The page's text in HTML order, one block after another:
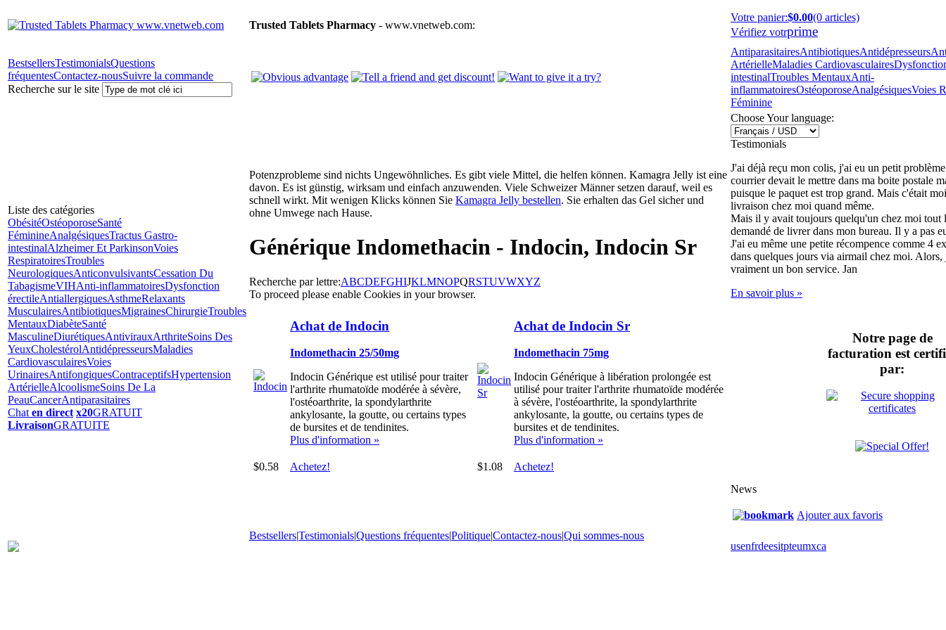
Trusted Tablets Pharmacy - www.vnetweb.com:
Votre panier:$0.00(0 articles)
Vérifiez votrprime
BestsellersTestimonialsQuestions
fréquentesContactez-nousSuivre la commande
Recherche sur le site
AntiparasitairesAntibiotiquesAntidépresseurs
ArtérielleMaladies Cardiovasculaires
intestinalTroubles MentauxAnti-
inflammatoiresOstéoporoseAnalgésiquesVoies
Féminine
Liste des catégories
ObésitéOstéoporoseSanté
FéminineAnalgésiquesTractus Gastro-
intestinalAlzheimer Et ParkinsonVoies
RespiratoiresTroubles
NeurologiquesAnticonvulsivantsCessation Du
TabagismeVIHAnti-inflammatoiresDysfonction
érectileAntiallergiquesAsthmeRelaxants
MusculairesAntibiotiquesMigrainesChirurgieTroubles
MentauxDiabèteSanté
MasculineDiurétiquesAntivirauxArthriteSoins Des
YeuxCholestérolAntidépresseursMaladies
CardiovasculairesVoies
UrinairesAntifongiquesContraceptifsHypertension
ArtérielleAlcoolismeSoins De La
PeauCancerAntiparasitaires
Chat en direct x20GRATUIT
LivraisonGRATUITE
Potenzprobleme sind nichts Ungewöhnliches. Es gibt viele Mittel, die helfen können. Kamagra Jelly ist eine
davon. Es ist günstig, wirksam und einfach anzuwenden. Viele Schweizer Männer setzen darauf, weil es
schnell wirkt. Mit wenigen Klicks können Sie Kamagra Jelly bestellen. Sie erhalten das Gel sicher und
ohne Umwege nach Hause.
Générique Indomethacin - Indocin, Indocin Sr
Recherche par lettre:ABCDEFGHIJKLMNOPQRSTUVWXYZ
To proceed please enable Cookies in your browser.
Achat de Indocin
Indomethacin 25/50mg
Indocin Générique est utilisé pour traiter
l'arthrite rhumatoïde modérée à sévère,
l'ostéoarthrite, la spondylarthrite
ankylosante, la goutte, ou certains types
de bursites et de tendinites.
Plus d'information »
$0.58 Achetez!
Achat de Indocin Sr
Indomethacin 75mg
Indocin Générique à libération prolongée est
utilisé pour traiter l'arthrite rhumatoïde modérée
à sévère, l'ostéoarthrite, la spondylarthrite
ankylosante, la goutte, ou certains types de
bursites et de tendinites.
Plus d'information »
$1.08 Achetez!
Choose Your language:
Testimonials
J'ai déjà reçu mon colis, j'ai eu un petit
courrier devait le mettre dans ma boite postale
puisque le paquet est trop grand. Mais c'était
livraison chez moi quand même.
Mais il y avait toujours quelqu'un chez moi tout
demandé de livrer dans mon bureau. Il y a pas
J'ai eu même une petite récompence comme 4
dans quelques jours via airmail chez moi.
vraiment un bon service. Jan
En savoir plus »
Notre page de
facturation est
par:
News
Ajouter aux favoris
Bestsellers|Testimonials|Questions fréquentes|Politique|Contactez-nous|Qui sommes-nous
usenfrdeesitpteumxca